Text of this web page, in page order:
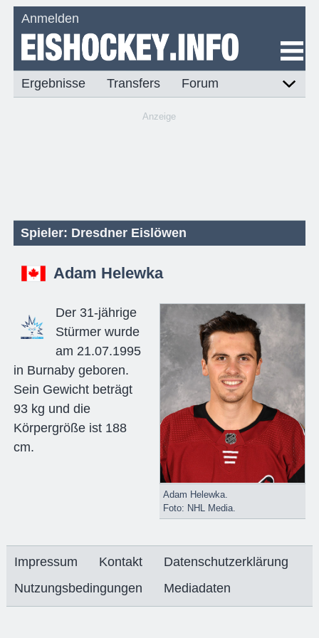
Anmelden
Ergebnisse Transfers Forum
Anzeige
Spieler: Dresdner Eislöwen
Adam Helewka
Adam Helewka.
Foto: NHL Media.
Der 31-jährige
Stürmer wurde
am 21.07.1995
in Burnaby geboren.
Sein Gewicht beträgt
93 kg und die
Körpergröße ist 188
cm.
Impressum Kontakt
Datenschutzerklärung
Nutzungsbedingungen
Mediadaten